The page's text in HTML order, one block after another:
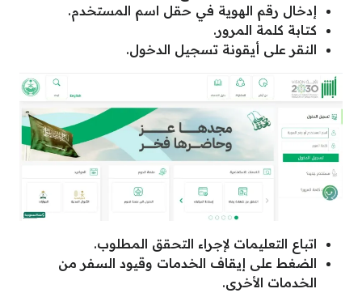
إدخال رقم الهوية في حقل اسم المستخدم.
كتابة كلمة المرور.
النقر على أيقونة تسجيل الدخول.
اتباع التعليمات لإجراء التحقق المطلوب.
الضغط على إيقاف الخدمات وقيود السفر من
الخدمات الأخرى.